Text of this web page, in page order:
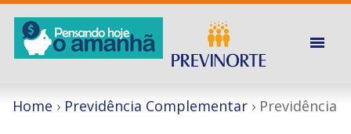
Home Previdência Complementar Previdência